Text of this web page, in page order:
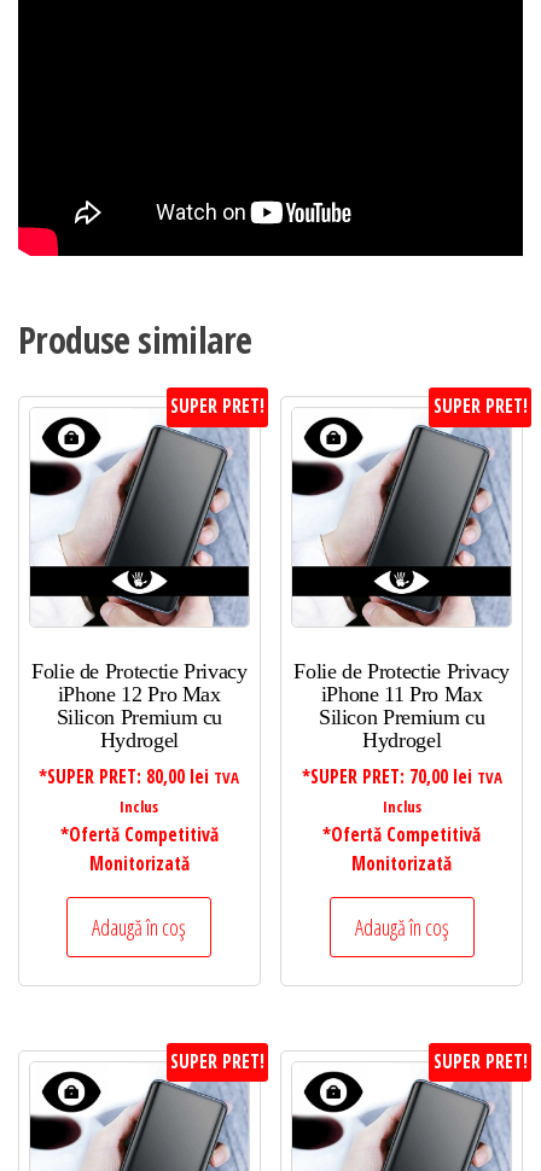
Produse similare
SUPER PRET!
Folie de Protectie Privacy
iPhone 12 Pro Max
Silicon Premium cu
Hydrogel
*SUPER PRET: 80,00 lei TVA
Inclus
*Ofertă Competitivă
Monitorizată
Adaugă în coș
SUPER PRET!
Folie de Protectie Privacy
iPhone 11 Pro Max
Silicon Premium cu
Hydrogel
*SUPER PRET: 70,00 lei TVA
Inclus
*Ofertă Competitivă
Monitorizată
Adaugă în coș
SUPER PRET! SUPER PRET!